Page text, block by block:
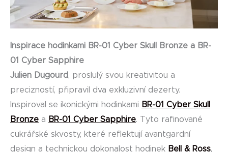
Inspirace hodinkami BR-01 Cyber Skull Bronze a BR-
01 Cyber Sapphire
Julien Dugourd, proslulý svou kreativitou a
precizností, připravil dva exkluzivní dezerty.
Inspiroval se ikonickými hodinkami BR-01 Cyber Skull
Bronze a BR-01 Cyber Sapphire. Tyto rafinované
cukrářské skvosty, které reflektují avantgardní
design a technickou dokonalost hodinek Bell & Ross,